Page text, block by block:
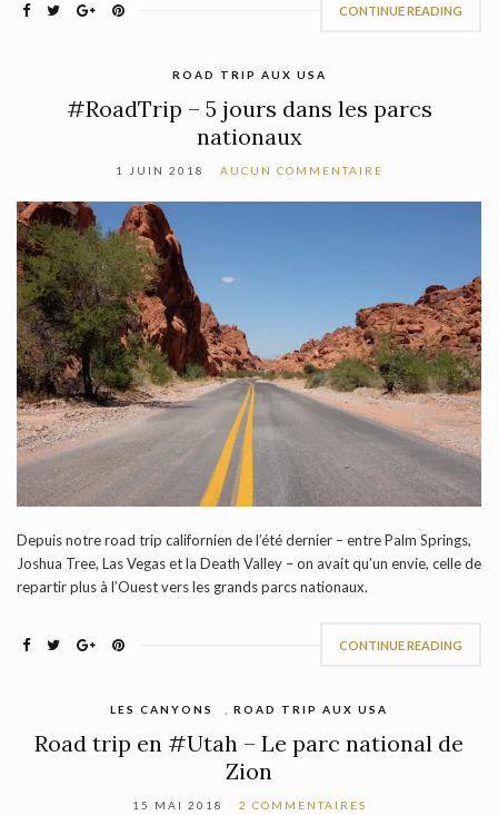
CONTINUE READING
ROAD TRIP AUX USA
#RoadTrip – 5 jours dans les parcs
nationaux
1 JUIN 2018 AUCUN COMMENTAIRE
Depuis notre road trip californien de l’été dernier – entre Palm Springs,
Joshua Tree, Las Vegas et la Death Valley – on avait qu’un envie, celle de
repartir plus à l’Ouest vers les grands parcs nationaux.
CONTINUE READING
LES CANYONS ROAD TRIP AUX USA
Road trip en #Utah – Le parc national de
Zion
15 MAI 2018 2 COMMENTAIRES